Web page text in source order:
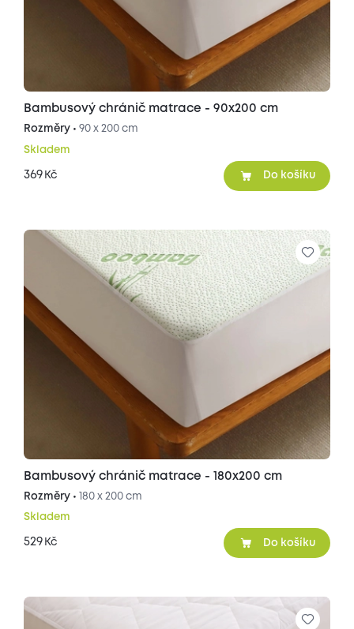
Bambusový chránič matrace - 90x200 cm
Rozměry • 90 x 200 cm
Skladem
369 Kč Do košíku
Bambusový chránič matrace - 180x200 cm
Rozměry • 180 x 200 cm
Skladem
529 Kč Do košíku